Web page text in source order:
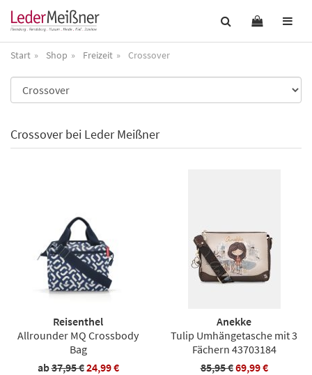
Start Shop Freizeit Crossover
Crossover bei Leder Meißner
Reisenthel
Allrounder MQ Crossbody
Bag
ab37,95 €24,99 €
Anekke
Tulip Umhängetasche mit 3
Fächern 43703184
85,95 €69,99 €